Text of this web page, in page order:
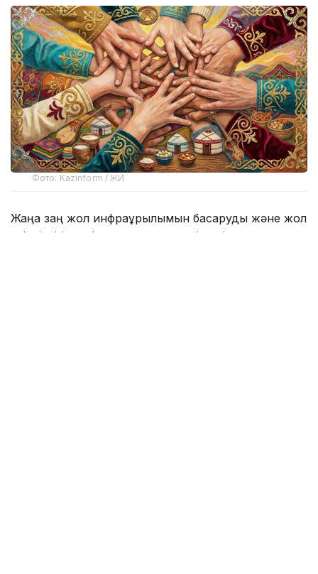
Фото: Kazinform / ЖИ
Жаңа заң жол инфрақұрылымын басқаруды және жол
қауіпсіздігін цифрландыруды, көліктегі озық